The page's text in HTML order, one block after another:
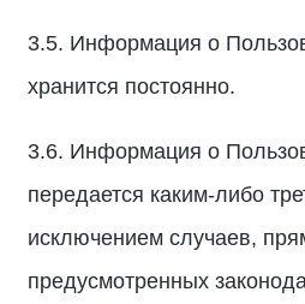
3.5. Информация о
хранится постоянно.
3.6. Информация о
передается каким-либо
исключением случаев,
предусмотренных